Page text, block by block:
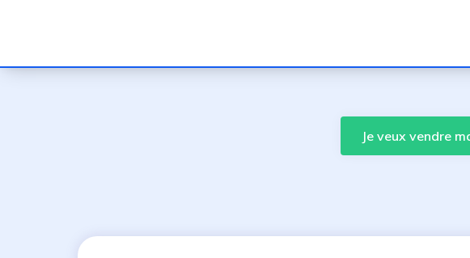
Je veux vendre